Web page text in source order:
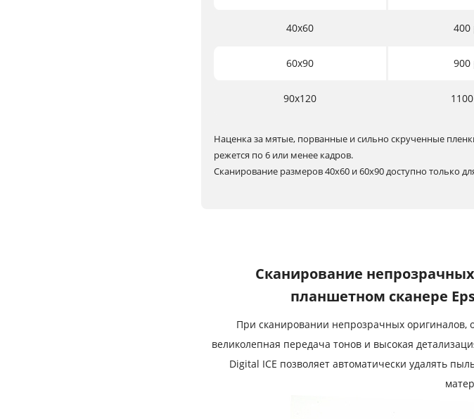
40х60 400
60х90 900
90х120
Наценка за мятые, порванные и сильно скрученные
режется по 6 или менее кадров.
Сканирование размеров 40х60 и 60х90 доступно только
Сканирование
планшетном сканере
При сканировании непрозрачных оригиналов,
великолепная передача тонов и высокая
Digital ICE позволяет автоматически удалять